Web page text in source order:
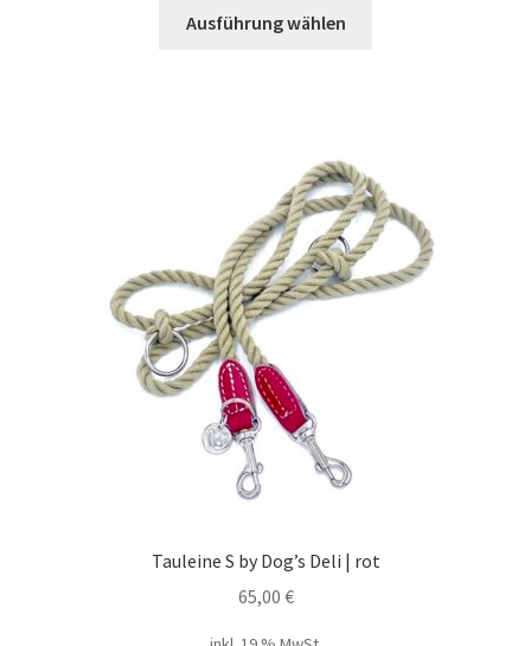
Ausführung wählen
Tauleine S by Dog’s Deli | rot
65,00 €